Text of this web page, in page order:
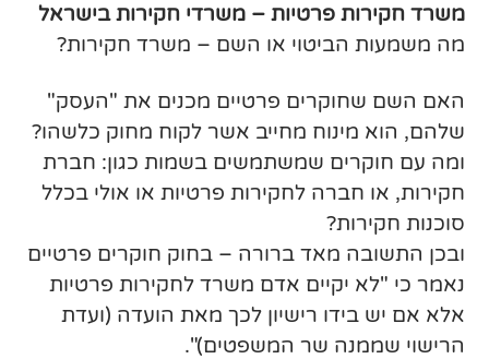
משרד חקירות פרטיות – משרדי חקירות בישראל
מה משמעות הביטוי או השם – משרד חקירות?
האם השם שחוקרים פרטיים מכנים את "העסק"
שלהם, הוא מינוח מחייב אשר לקוח מחוק כלשהו?
ומה עם חוקרים שמשתמשים בשמות כגון: חברת
חקירות, או חברה לחקירות פרטיות או אולי בכלל
סוכנות חקירות?
ובכן התשובה מאד ברורה – בחוק חוקרים פרטיים
נאמר כי "לא יקיים אדם משרד לחקירות פרטיות
אלא אם יש בידו רישיון לכך מאת הועדה (ועדת
הרישוי שממנה שר המשפטים)".